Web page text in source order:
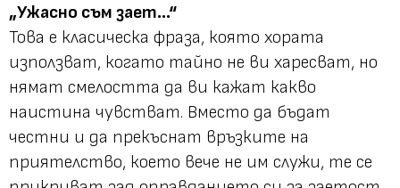
„Ужасно съм зает...“
Това е класическа фраза, която хората
използват, когато тайно не ви харесват, но
нямат смелостта да ви кажат какво
наистина чувстват. Вместо да бъдат
честни и да прекъснат връзките на
приятелство, което вече не им служи, те се